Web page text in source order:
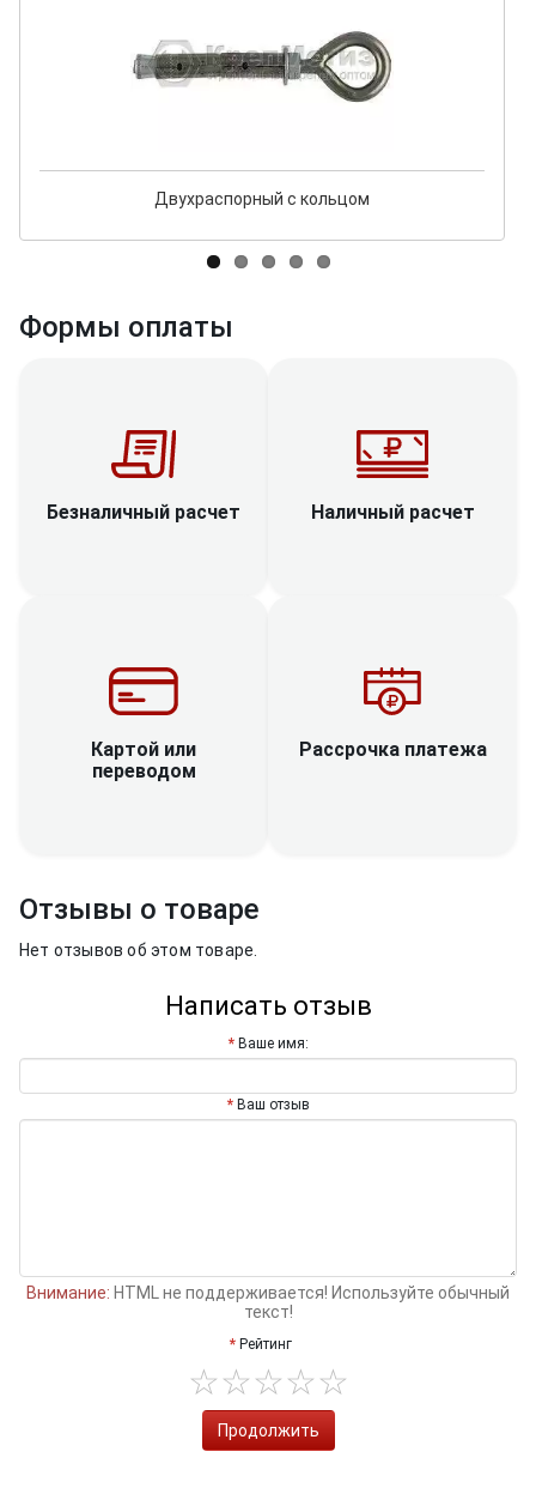
Двухраспорный с кольцом
Формы оплаты
Безналичный расчет Наличный расчет
Картой или
переводом
Рассрочка платежа
Отзывы о товаре
Нет отзывов об этом товаре.
Написать отзыв
Ваше имя:
Ваш отзыв
Внимание: HTML не поддерживается! Используйте обычный
текст!
Рейтинг
Продолжить